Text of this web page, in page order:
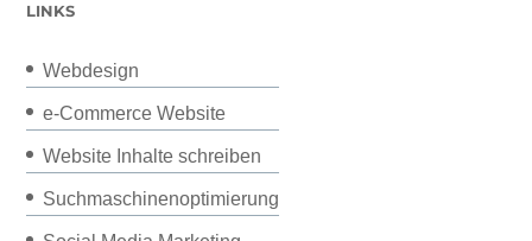
LINKS
Webdesign
e-Commerce Website
Website Inhalte schreiben
Suchmaschinenoptimierung